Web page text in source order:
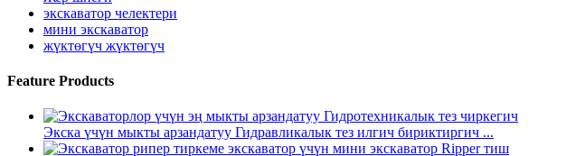
экскаватор челектери
мини экскаватор
жүктөгүч жүктөгүч
Feature Products
Экска үчүн мыкты арзандатуу Гидравликалык тез илгич бириктиргич ...